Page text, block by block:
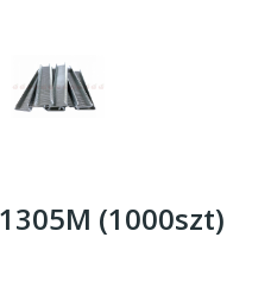
(1000szt)